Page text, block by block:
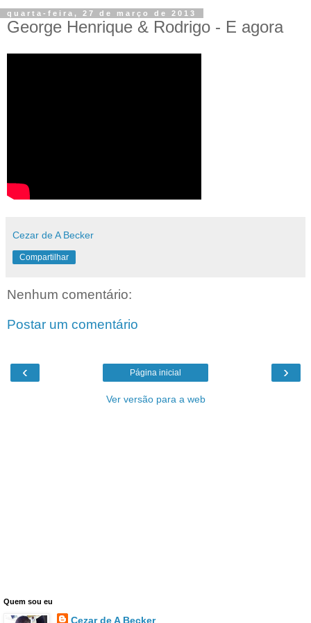
quarta-feira, 27 de março de 2013
George Henrique & Rodrigo - E agora
Cezar de A Becker
Compartilhar
Nenhum comentário:
Postar um comentário
‹ ›
Página inicial
Ver versão para a web
Quem sou eu
Cezar de A Becker